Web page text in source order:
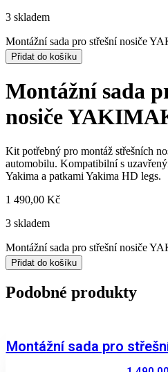
3 skladem
Montážní sada pro střešní nosiče
Přidat do košíku
Montážní sada
nosiče
Kit potřebný pro montáž střešních
automobilu. Kompatibilní s
Yakima a patkami Yakima HD legs.
1 490,00 Kč
3 skladem
Montážní sada pro střešní nosiče
Přidat do košíku
Podobné produkty
Montážní sada pro